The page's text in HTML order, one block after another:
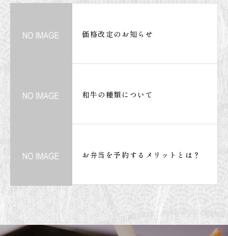
価格改定のお知らせ
和牛の種類について
お弁当を予約するメリットとは？